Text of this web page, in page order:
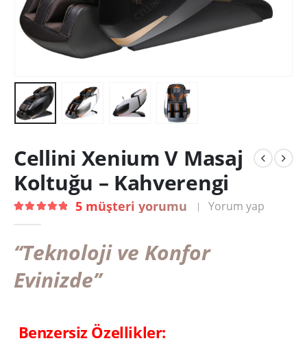
Cellini Xenium V Masaj
Koltuğu – Kahverengi
5 müşteri yorumu | Yorum yap
‘‘Teknoloji ve Konfor
Evinizde’’
Benzersiz Özellikler: